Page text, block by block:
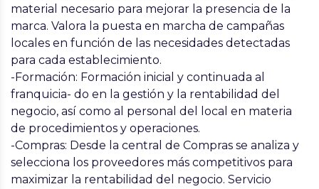
material necesario para mejorar la presencia de la
marca. Valora la puesta en marcha de campañas
locales en función de las necesidades detectadas
para cada establecimiento.
-Formación: Formación inicial y continuada al
franquicia- do en la gestión y la rentabilidad del
negocio, así como al personal del local en materia
de procedimientos y operaciones.
-Compras: Desde la central de Compras se analiza y
selecciona los proveedores más competitivos para
maximizar la rentabilidad del negocio. Servicio